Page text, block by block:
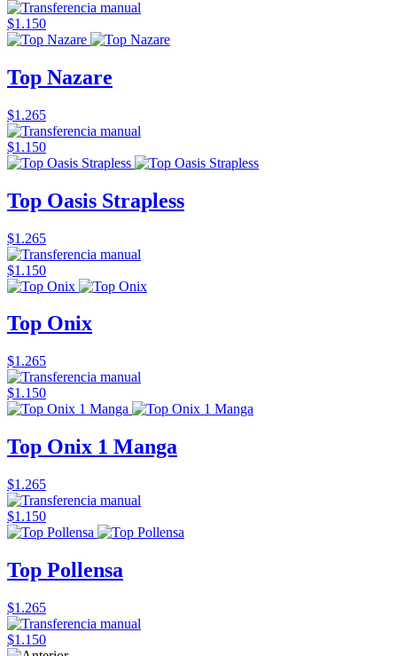
$1.150
Top Nazare
$1.265
$1.150
Top Oasis Strapless
$1.265
$1.150
Top Onix
$1.265
$1.150
Top Onix 1 Manga
$1.265
$1.150
Top Pollensa
$1.265
$1.150